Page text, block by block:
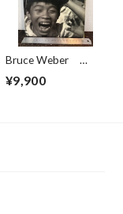
Bruce Weber
¥9,900